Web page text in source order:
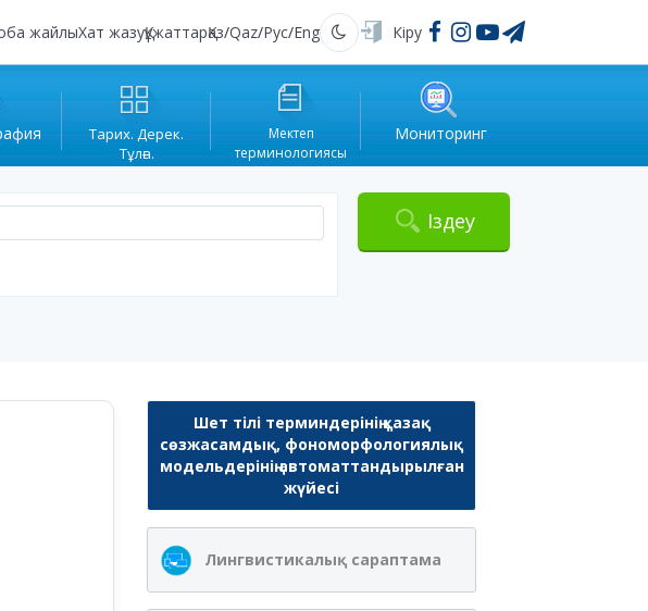
жайлыХат жазуҚұжаттарҚаз/Qaz/Рус/Eng Қараңғы Кіру
Тарих. Дерек.
Тұлға.
Мектеп
терминологиясы
Мониторинг
Іздеу
Шет тілі терминдерінің қазақ
сөзжасамдық, фономорфологиялық
модельдерінің автоматтандырылған
жүйесі
Лингвистикалық сараптама